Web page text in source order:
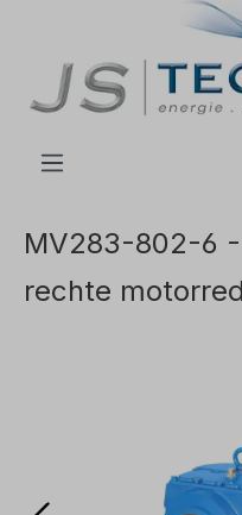
MV283-802-6
rechte